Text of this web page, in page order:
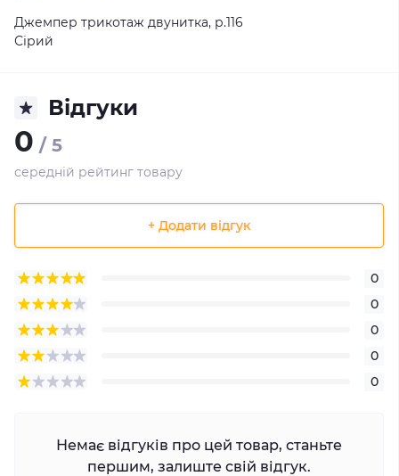
Джемпер трикотаж двунитка, р.116
Сірий
Відгуки
0 / 5
середній рейтинг товару
+ Додати відгук
0
0
0
0
0
Немає відгуків про цей товар, станьте
першим, залиште свій відгук.